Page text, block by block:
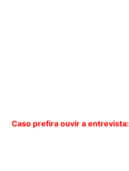
Caso prefira ouvir a entrevista: